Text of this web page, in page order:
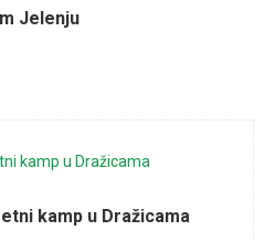
Jelenju
kamp u Dražicama